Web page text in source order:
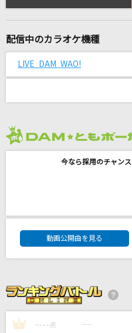
[生音]ギターと孤独と蒼
すくりぃむ！
ロメオ(ビデオクリップ
SUPER EIGHT
Regret nothing ～
配信中のカラオケ機種
LIVE DAM WAO!
今なら採用のチャン
DAM★ともボーカル
動画公開曲を見る
1 ---- 点 ----